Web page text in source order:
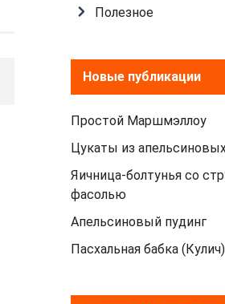
Полезное
Новые публикации
Простой Маршмэллоу
Цукаты из
Яичница-болтунья со
фасолью
Апельсиновый пудинг
Пасхальная бабка (Кулич)